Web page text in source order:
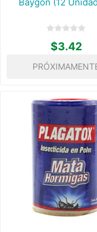
$3.42